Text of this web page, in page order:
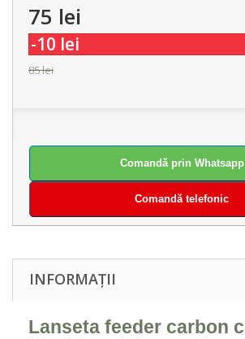
75 lei
-10 lei
85 lei
Comandă prin Whatsapp
Comandă telefonic
INFORMAȚII
Lanseta feeder carbon